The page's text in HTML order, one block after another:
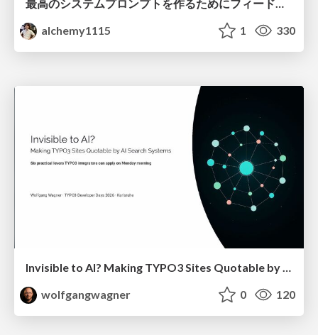
alchemy1115
1 330
Invisible to AI? Making TYPO3 Sites Quotable by AI Search Systems
wolfgangwagner
0 120